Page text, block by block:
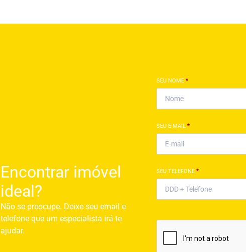
Encontrar imóvel
ideal?
Não se preocupe. Deixe seu email e
telefone que um especialista irá te
ajudar.
SEU NOME *
SEU E-MAIL *
SEU TELEFONE *